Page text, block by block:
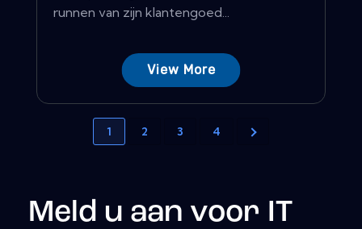
runnen van zijn klantengoed...
View More
1 2 3 4
Meld u aan voor IT